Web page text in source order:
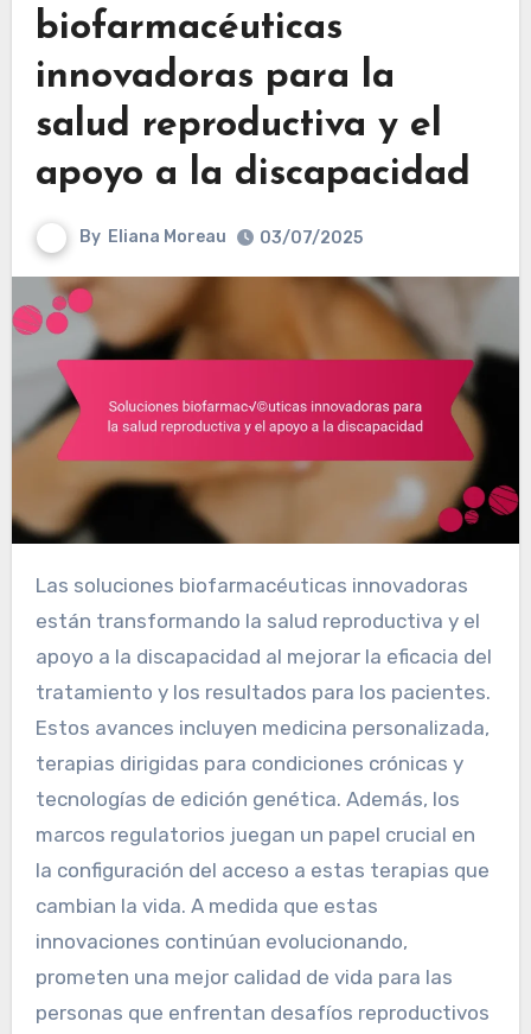
biofarmacéuticas
innovadoras para la
salud reproductiva y el
apoyo a la discapacidad
By Eliana Moreau 03/07/2025
Las soluciones biofarmacéuticas innovadoras
están transformando la salud reproductiva y el
apoyo a la discapacidad al mejorar la eficacia del
tratamiento y los resultados para los pacientes.
Estos avances incluyen medicina personalizada,
terapias dirigidas para condiciones crónicas y
tecnologías de edición genética. Además, los
marcos regulatorios juegan un papel crucial en
la configuración del acceso a estas terapias que
cambian la vida. A medida que estas
innovaciones continúan evolucionando,
prometen una mejor calidad de vida para las
personas que enfrentan desafíos reproductivos